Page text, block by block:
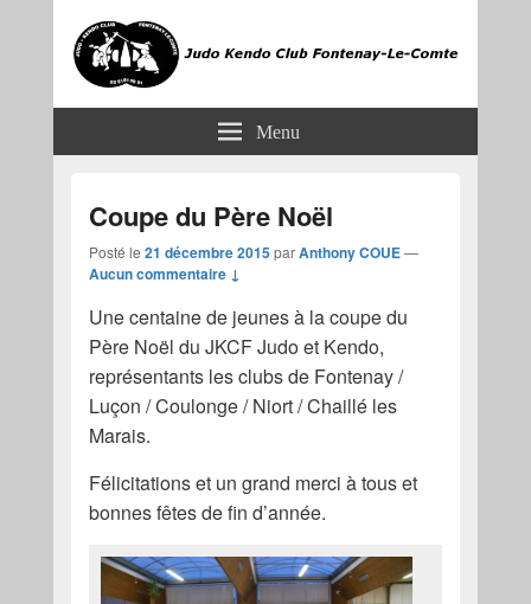
JKCF Menu
Coupe du Père Noël
Posté le 21 décembre 2015parAnthony COUE—
Aucun commentaire ↓
Une centaine de jeunes à la coupe du
Père Noël du JKCF Judo et Kendo,
représentants les clubs de Fontenay /
Luçon / Coulonge / Niort / Chaillé les
Marais.
Félicitations et un grand merci à tous et
bonnes fêtes de fin d’année.